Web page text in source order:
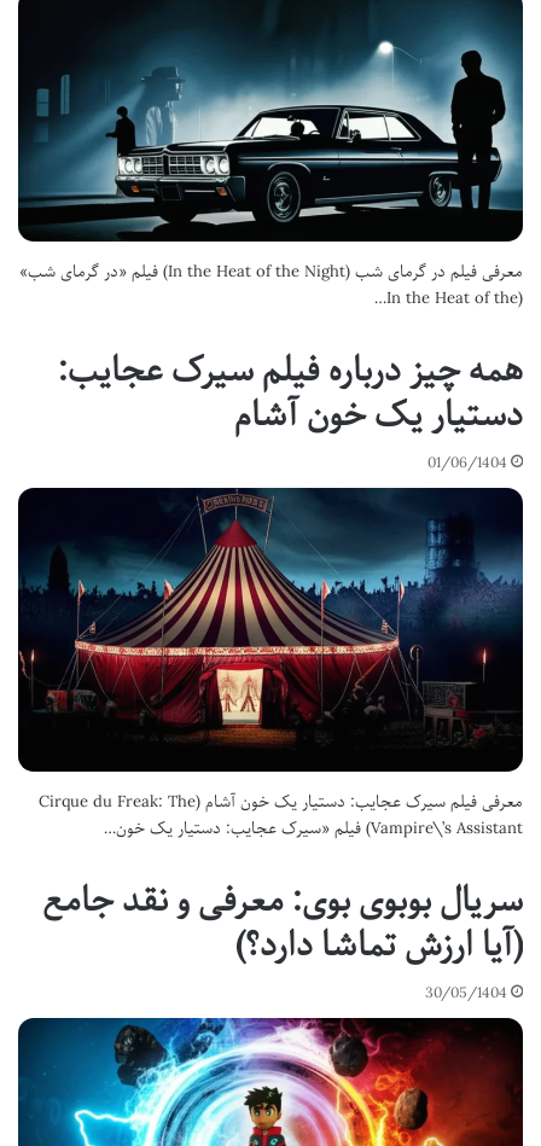
معرفی فیلم در گرمای شب (In the Heat of the Night) فیلم «در گرمای شب»
(In the Heat of the…
همه چیز درباره فیلم سیرک عجایب:
دستیار یک خون آشام
01/06/1404
معرفی فیلم سیرک عجایب: دستیار یک خون آشام (Cirque du Freak: The
Vampire\’s Assistant) فیلم «سیرک عجایب: دستیار یک خون…
سریال بوبوی بوی: معرفی و نقد جامع
(آیا ارزش تماشا دارد؟)
30/05/1404